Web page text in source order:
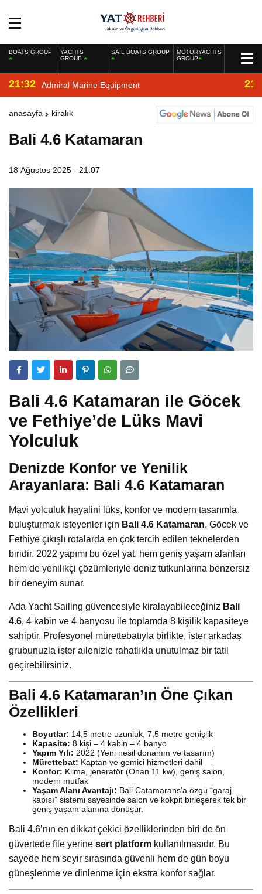
BOATS GROUP
YACHTS
GROUP
SAIL BOATS GROUP
MOTORYACHTS
GROUP
21:32 Admiral Marine Equipment
anasayfa kiralık
Bali 4.6 Katamaran
18 Ağustos 2025 - 21:07
Bali 4.6 Katamaran ile Göcek
ve Fethiye’de Lüks Mavi
Yolculuk
Denizde Konfor ve Yenilik
Arayanlara: Bali 4.6 Katamaran
Mavi yolculuk hayalini lüks, konfor ve modern tasarımla
buluşturmak isteyenler için Bali 4.6 Katamaran, Göcek ve
Fethiye çıkışlı rotalarda en çok tercih edilen teknelerden
biridir. 2022 yapımı bu özel yat, hem geniş yaşam alanları
hem de yenilikçi çözümleriyle deniz tutkunlarına benzersiz
bir deneyim sunar.
Ada Yacht Sailing güvencesiyle kiralayabileceğiniz Bali
4.6, 4 kabin ve 4 banyosu ile toplamda 8 kişilik kapasiteye
sahiptir. Profesyonel mürettebatıyla birlikte, ister arkadaş
grubunuzla ister ailenizle rahatlıkla unutulmaz bir tatil
geçirebilirsiniz.
Bali 4.6 Katamaran’ın Öne Çıkan
Özellikleri
Boyutlar: 14,5 metre uzunluk, 7,5 metre genişlik
Kapasite: 8 kişi – 4 kabin – 4 banyo
Yapım Yılı: 2022 (Yeni nesil donanım ve tasarım)
Mürettebat: Kaptan ve gemici hizmetleri dahil
Konfor: Klima, jeneratör (Onan 11 kw), geniş salon,
modern mutfak
Yaşam Alanı Avantajı: Bali Catamarans’a özgü “garaj
kapısı” sistemi sayesinde salon ve kokpit birleşerek tek bir
geniş yaşam alanına dönüşür.
Bali 4.6’nın en dikkat çekici özelliklerinden biri de ön
güvertede file yerine sert platform kullanılmasıdır. Bu
sayede hem seyir sırasında güvenli hem de gün boyu
güneşlenme ve dinlenme için ekstra konfor sağlar.